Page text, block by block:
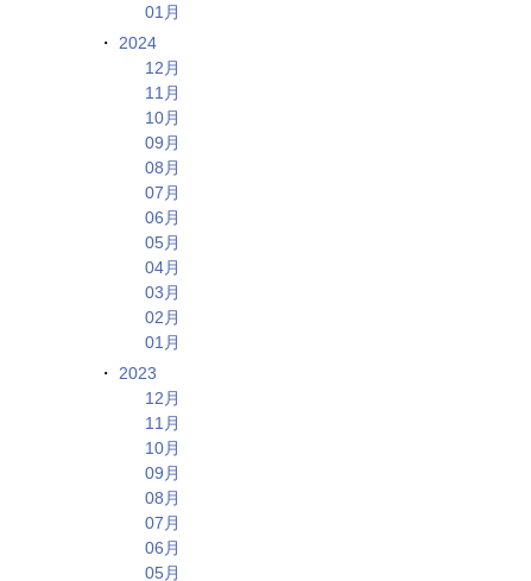
01月
2024
12月
11月
10月
09月
08月
07月
06月
05月
04月
03月
02月
01月
2023
12月
11月
10月
09月
08月
07月
06月
05月